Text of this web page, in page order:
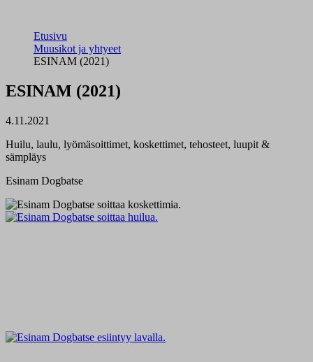
Etusivu
Muusikot ja yhtyeet
ESINAM (2021)
ESINAM (2021)
4.11.2021
Huilu, laulu, lyömäsoittimet, koskettimet, tehosteet, luupit &
sämpläys
Esinam Dogbatse